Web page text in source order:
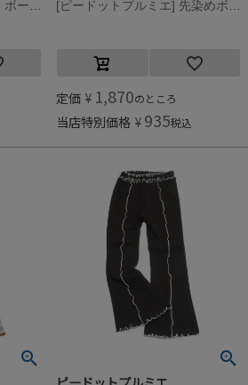
[オーシャン＆グラウンド] ボーダーサイクルショーツ ネイビー(NV) [ピードットプルミエ] 先染めボーダーワッフルメロウパンツ アイボリー(IV)
定価 ¥ 1,870のところ
当店特別価格 ¥ 935税込